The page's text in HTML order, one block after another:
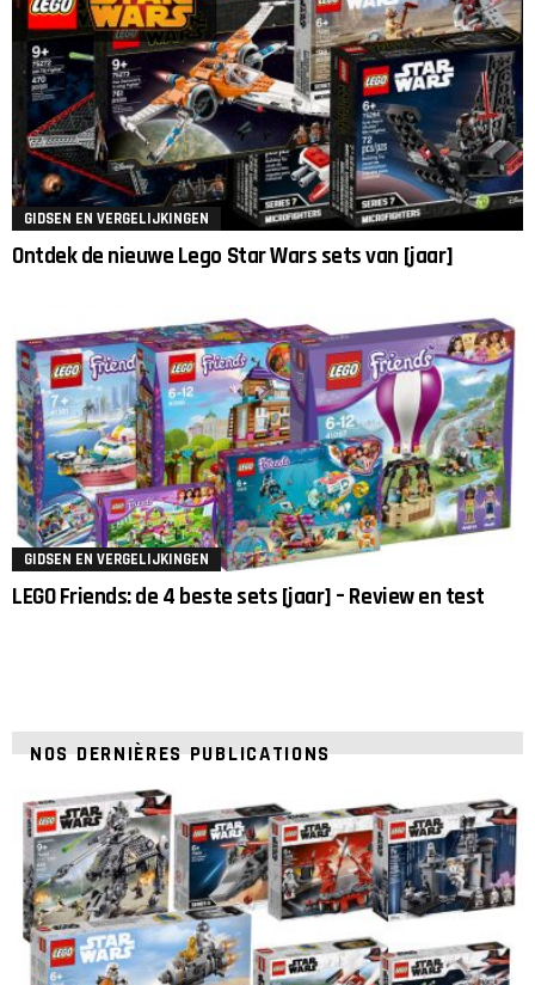
GIDSEN EN VERGELIJKINGEN
Ontdek de nieuwe Lego Star Wars sets van [jaar]
GIDSEN EN VERGELIJKINGEN
LEGO Friends: de 4 beste sets [jaar] – Review en test
NOS DERNIÈRES PUBLICATIONS